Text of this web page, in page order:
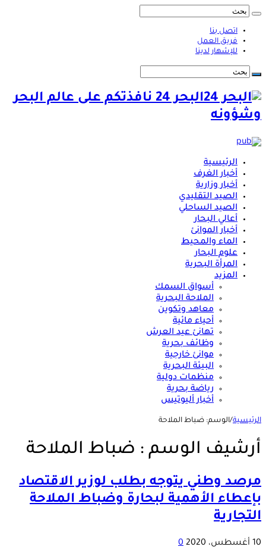
اتصل بنا
فريق العمل
للإشهار لدينا
البحر 24 نافذتكم على عالم البحر
وشؤونه
الرئيسية
أخبار الغرف
أخبار وزارية
الصيد التقليدي
الصيد الساحلي
أعالي البحار
أخبار الموانئ
الماء والمحيط
علوم البحار
المرأة البحرية
المزيد
أسواق السمك
الملاحة البحرية
معاهد وتكوين
أحياء مائية
تهانئ عيد العرش
وظائف بحرية
موانئ خارجية
البيئة البحرية
منظمات دولية
رياضة بحرية
أخبار أليوتيس
الرئيسية/الوسم: ضباط الملاحة
أرشيف الوسم : ضباط الملاحة
مرصد وطني يتوجه بطلب لوزير الاقتصاد
بإعطاء الأهمية لبحارة وضباط الملاحة
التجارية
10 أغسطس، 2020 0